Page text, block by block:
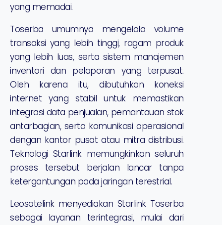
yang memadai.
Toserba umumnya mengelola volume
transaksi yang lebih tinggi, ragam produk
yang lebih luas, serta sistem manajemen
inventori dan pelaporan yang terpusat.
Oleh karena itu, dibutuhkan koneksi
internet yang stabil untuk memastikan
integrasi data penjualan, pemantauan stok
antarbagian, serta komunikasi operasional
dengan kantor pusat atau mitra distribusi.
Teknologi Starlink memungkinkan seluruh
proses tersebut berjalan lancar tanpa
ketergantungan pada jaringan terestrial.
Leosatelink menyediakan Starlink Toserba
sebagai layanan terintegrasi, mulai dari